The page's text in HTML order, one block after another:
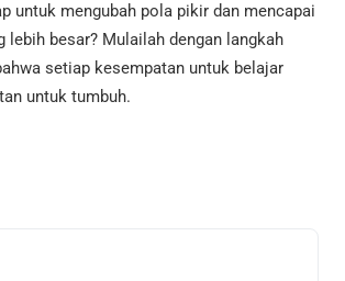
untuk mengubah pola pikir dan mencapai
lebih besar? Mulailah dengan langkah
setiap kesempatan untuk belajar
untuk tumbuh.